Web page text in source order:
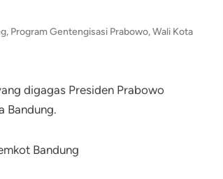
, Program Gentengisasi Prabowo,Wali Kota
digagas Presiden Prabowo
Bandung.